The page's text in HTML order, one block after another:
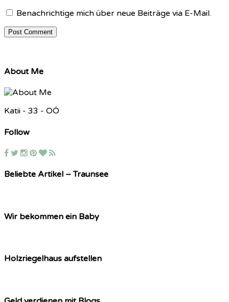
Benachrichtige mich über neue Beiträge via E-Mail.
About Me
Katii - 33 - OÖ
Follow
Beliebte Artikel – Traunsee
Wir bekommen ein Baby
Holzriegelhaus aufstellen